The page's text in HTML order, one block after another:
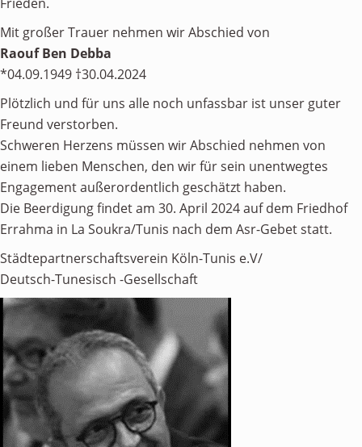
Mit großer Trauer nehmen wir Abschied von
Raouf Ben Debba
*04.09.1949 †30.04.2024
Plötzlich und für uns alle noch unfassbar ist unser guter
Freund verstorben.
Schweren Herzens müssen wir Abschied nehmen von
einem lieben Menschen, den wir für sein unentwegtes
Engagement außerordentlich geschätzt haben.
Die Beerdigung findet am 30. April 2024 auf dem Friedhof
Errahma in La Soukra/Tunis nach dem Asr-Gebet statt.
Städtepartnerschaftsverein Köln-Tunis e.V/
Deutsch-Tunesisch -Gesellschaft
ÜBER UNS
Personen
Mitglied werden
Links & Downloads
KONTAKT